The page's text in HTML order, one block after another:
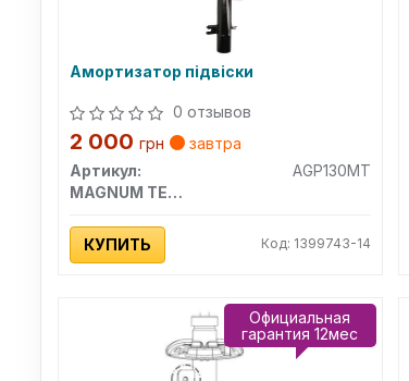
Амортизатор підвіски
0 отзывов
2 000 грн
завтра
Артикул:
AGP130MT
MAGNUM TECHNOLOGY
КУПИТЬ Код: 1399743-14
Официальная
гарантия 12мес